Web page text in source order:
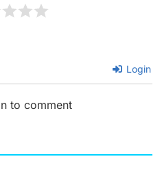
Login
to comment